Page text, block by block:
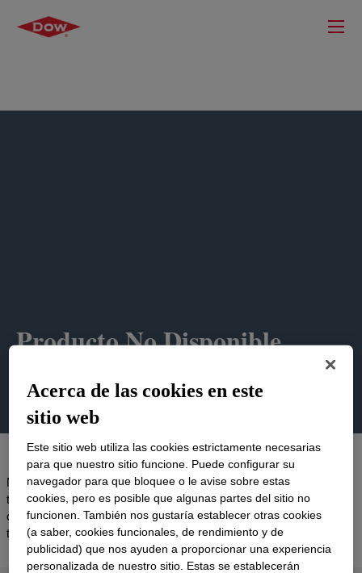
Producto No Disponible
No pudimos identificar ningún producto que coincidiera con tu
término de búsqueda, por favor prueba con otro nombre, número
o palabra clave. Ocontacta connosotros para recibir ayuda con
tu consulta.
Acerca de las cookies en este
sitio web
Este sitio web utiliza las cookies estrictamente necesarias
para que nuestro sitio funcione. Puede configurar su
navegador para que bloquee o le avise sobre estas
cookies, pero es posible que algunas partes del sitio no
funcionen. También nos gustaría establecer otras cookies
(a saber, cookies funcionales, de rendimiento y de
publicidad) que nos ayuden a proporcionar una experiencia
personalizada de nuestro sitio. Estas se establecerán